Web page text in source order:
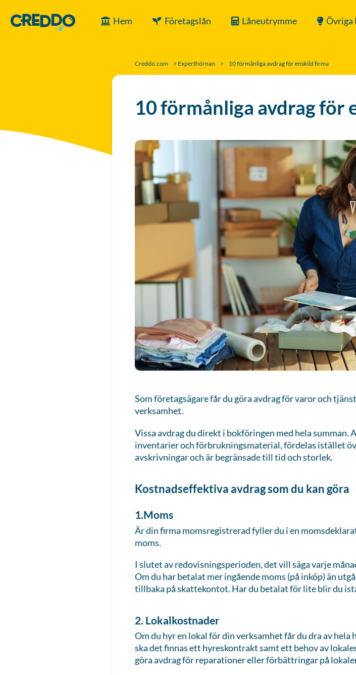
Hem Företagslån Låneutrymme Övriga
Creddo.com > Experthörnan > 10 förmånliga avdrag för enskild firma
10 förmånliga avdrag för
Som företagsägare får du göra avdrag för varor och
verksamhet.
Vissa avdrag du direkt i bokföringen med hela summan.
inventarier och förbrukningsmaterial, fördelas istället
avskrivningar och är begränsade till tid och storlek.
Kostnadseffektiva avdrag som du kan göra
1.Moms
Är din firma momsregistrerad fyller du i en
moms.
I slutet av redovisningsperioden, det vill säga varje
Om du har betalat mer ingående moms (på inköp) än
tillbaka på skattekontot. Har du betalat för lite blir du
2. Lokalkostnader
Om du hyr en lokal för din verksamhet får du dra av
ska det finnas ett hyreskontrakt samt ett behov av
göra avdrag för reparationer eller förbättringar på